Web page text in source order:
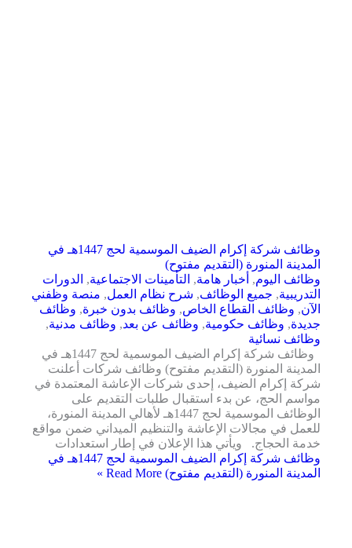
وظائف شركة إكرام الضيف الموسمية لحج 1447هـ في
المدينة المنورة (التقديم مفتوح)
وظائف اليوم, أخبار هامة, التأمينات الاجتماعية, الدورات
التدريبية, جميع الوظائف, شرح نظام العمل, منصة وظفني
الآن, وظائف القطاع الخاص, وظائف بدون خبرة, وظائف
جديدة, وظائف حكومية, وظائف عن بعد, وظائف مدنية,
وظائف نسائية
وظائف شركة إكرام الضيف الموسمية لحج 1447هـ في
المدينة المنورة (التقديم مفتوح) وظائف شركات أعلنت
شركة إكرام الضيف، إحدى شركات الإعاشة المعتمدة في
مواسم الحج، عن بدء استقبال طلبات التقديم على
الوظائف الموسمية لحج 1447هـ لأهالي المدينة المنورة،
للعمل في مجالات الإعاشة والتنظيم الميداني ضمن مواقع
خدمة الحجاج. ويأتي هذا الإعلان في إطار استعدادات
وظائف شركة إكرام الضيف الموسمية لحج 1447هـ في
المدينة المنورة (التقديم مفتوح)